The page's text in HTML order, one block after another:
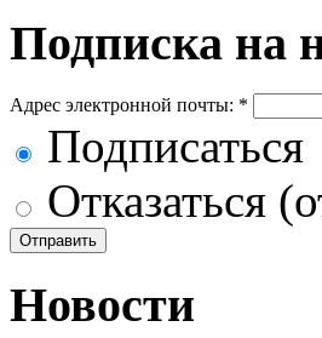
Подписка на
Адрес электронной почты: *
Подписаться
Отказаться
Новости